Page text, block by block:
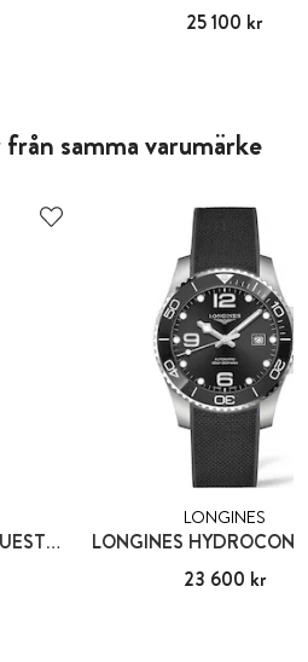
Pris:25 100 kr
25 100 kr
samma varumärke
LONGINES HYDROCONQUEST QUARTZ
LONGINES
LONGINES
Pris:23 600 kr
23 600 kr